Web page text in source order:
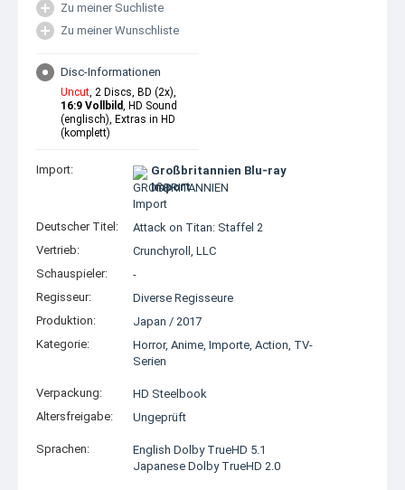
Zu meiner Suchliste
Zu meiner Wunschliste
Disc-Informationen
Uncut, 2 Discs, BD (2x),
16:9 Vollbild, HD Sound
(englisch), Extras in HD
(komplett)
Import:
Großbritannien Blu-ray
Import
Deutscher Titel:
Attack on Titan: Staffel 2
Vertrieb:
Crunchyroll, LLC
Schauspieler:
-
Regisseur:
Diverse Regisseure
Produktion:
Japan / 2017
Kategorie:
Horror, Anime, Importe, Action, TV-
Serien
Verpackung:
HD Steelbook
Altersfreigabe:
Ungeprüft
Sprachen:
English Dolby TrueHD 5.1
Japanese Dolby TrueHD 2.0